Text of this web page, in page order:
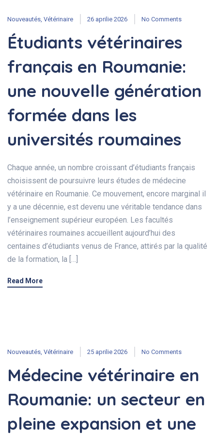
Nouveautés, Vétérinaire 26 aprilie 2026 No Comments
Étudiants vétérinaires
français en Roumanie:
une nouvelle génération
formée dans les
universités roumaines
Chaque année, un nombre croissant d’étudiants français
choisissent de poursuivre leurs études de médecine
vétérinaire en Roumanie. Ce mouvement, encore marginal il
y a une décennie, est devenu une véritable tendance dans
l’enseignement supérieur européen. Les facultés
vétérinaires roumaines accueillent aujourd’hui des
centaines d’étudiants venus de France, attirés par la qualité
de la formation, la […]
Read More
Nouveautés, Vétérinaire 25 aprilie 2026 No Comments
Médecine vétérinaire en
Roumanie: un secteur en
pleine expansion et une